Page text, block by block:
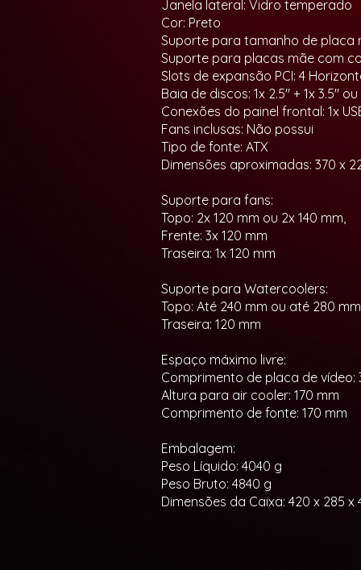
Janela lateral: Vidro temperado
Cor: Preto
Suporte para tamanho de placa
Suporte para placas mãe com
Slots de expansão PCI: 4
Baia de discos: 1x 2.5" + 1x 3.5" ou
Conexões do painel frontal: 1x
Fans inclusas: Não possui
Tipo de fonte: ATX
Dimensões aproximadas: 370 x
Suporte para fans:
Topo: 2x 120 mm ou 2x 140 mm,
Frente: 3x 120 mm
Traseira: 1x 120 mm
Suporte para Watercoolers:
Topo: Até 240 mm ou até 280 mm
Traseira: 120 mm
Espaço máximo livre:
Comprimento de placa de vídeo:
Altura para air cooler: 170 mm
Comprimento de fonte: 170 mm
Embalagem:
Peso Líquido: 4040 g
Peso Bruto: 4840 g
Dimensões da Caixa: 420 x 285 x